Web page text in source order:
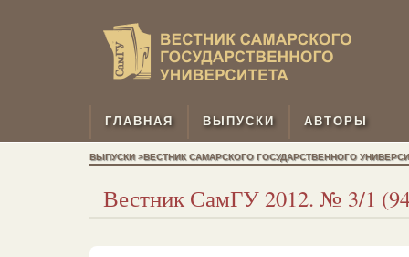
ГЛАВНАЯ ВЫПУСКИ АВТОРЫ
ВЫПУСКИ >ВЕСТНИК САМАРСКОГО ГОСУДАРСТВЕННОГО
Вестник СамГУ 2012. № 3/1